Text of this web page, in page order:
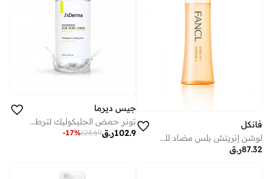
فانكل
لوشن إنريتش بلس مضاد للشيخوخة للبشرة العادية إلى الدهنية مل خالٍ من المواد الحافظة
ر.ق87.32
جيس ديرما
تونر حمض الجليكوليك لترطيب البشرة وتهدئتها ومنحها النضارة | تونر مرطب للوجه لبشرة متألقة، ترطيب عميق وإزالة خلايا الجلد الميتة | تضييق المسام وتقشير لطيف للبشرة الدهنية والجافة والحساسة | عناية كورية فاخرة بالبشرة | تونر بورفاين بيل لتقشير المسام 200 مل
ر.ق102.9
123.69
-17%